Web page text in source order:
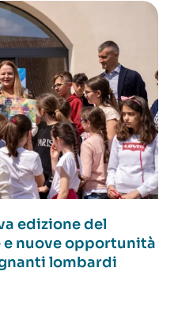
edizione del
e nuove opportunità
lombardi